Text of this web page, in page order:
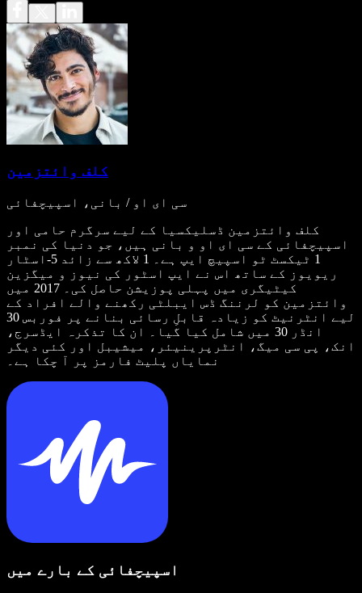
کلف وائتزمین
سی ای او / بانی، اسپیچفائی
کلف وائتزمین ڈسلیکسیا کے لیے سرگرم حامی اور
اسپیچفائی کے سی ای او و بانی ہیں، جو دنیا کی نمبر
1 ٹیکسٹ ٹو اسپیچ ایپ ہے۔ 1 لاکھ سے زائد 5-اسٹار
ریویوز کے ساتھ اس نے ایپ اسٹور کی نیوز و میگزین
کیٹیگری میں پہلی پوزیشن حاصل کی۔ 2017 میں
وائتزمین کو لرننگ ڈس ایبلٹی رکھنے والے افراد کے
لیے انٹرنیٹ کو زیادہ قابلِ رسائی بنانے پر فوربس 30
انڈر 30 میں شامل کیا گیا۔ ان کا تذکرہ ایڈسرج،
انک، پی سی میگ، انٹرپرینیئر، میشیبل اور کئی دیگر
نمایاں پلیٹ فارمز پر آ چکا ہے۔
اسپیچفائی کے بارے میں